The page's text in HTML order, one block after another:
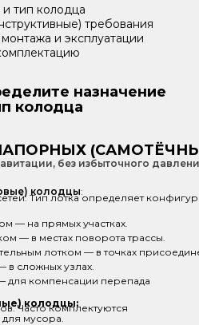
назначение
колодца
без избыточного
колодцы:
Тип лотка определяет
колодцы:
Часто комплектуются
мусора.
— на прямых участках.
тип колодца
требования
и эксплуатации
— в местах поворота трассы.
лотком — в точках
в сложных узлах.
для компенсации перепада